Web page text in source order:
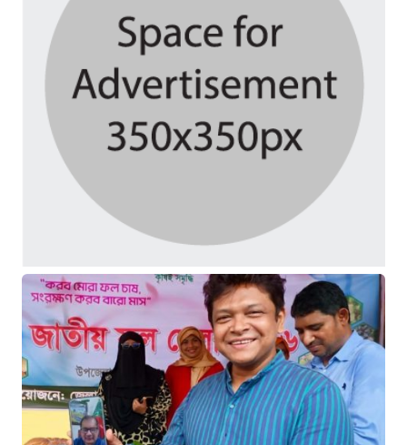
কিলোমিটার যানজট, দুর্ভোগে হাজারো
যাত্রী
বিভিন্ন অপরাধে জড়িত ১২ জন গ্রেপ্তার
জামায়াতের আয়োজনে জাতীয় আলেম
দ্রুত রান তুলে লিড নিল অজিরা, চাপে
বাংলাদেশ
৩ ঘণ্টা আগে
বন্যায় ক্ষতিগ্রস্ত ১০০ পরিবারকে নতুন
ঘর দেবেন প্রধানমন্ত্রী
৩ ঘণ্টা আগে